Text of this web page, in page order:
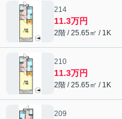
214
11.3万円
2階 / 25.65㎡ / 1K
210
11.3万円
2階 / 25.65㎡ / 1K
209